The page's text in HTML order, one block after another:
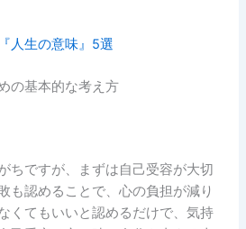
人生の意味』5選
の基本的な考え方
ちですが、まずは自己受容が大切
も認めることで、心の負担が減り
くてもいいと認めるだけで、気持